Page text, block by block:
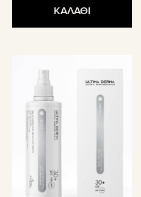
ΚΑΛΑΘΙ